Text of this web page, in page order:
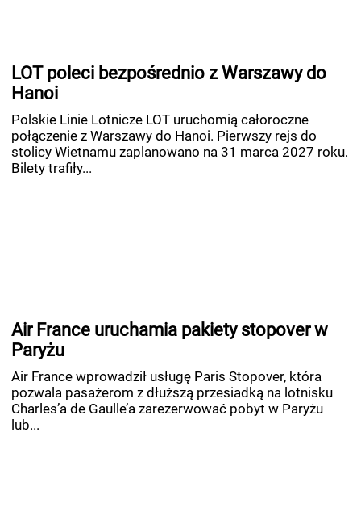
LOT poleci bezpośrednio z Warszawy do
Hanoi
Polskie Linie Lotnicze LOT uruchomią całoroczne
połączenie z Warszawy do Hanoi. Pierwszy rejs do
stolicy Wietnamu zaplanowano na 31 marca 2027 roku.
Bilety trafiły...
Air France uruchamia pakiety stopover w
Paryżu
Air France wprowadził usługę Paris Stopover, która
pozwala pasażerom z dłuższą przesiadką na lotnisku
Charles’a de Gaulle’a zarezerwować pobyt w Paryżu
lub...